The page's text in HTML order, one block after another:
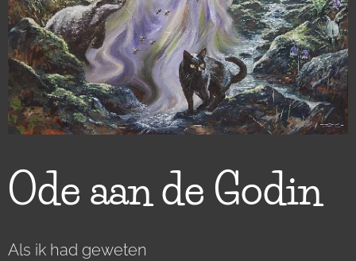
Ode aan de Godin
Als ik had geweten